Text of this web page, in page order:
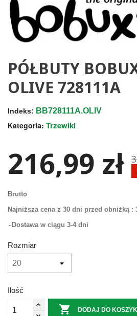
PÓŁBUTY
OLIVE 728111A
Indeks: BB728111A.OLIV
Kategoria: Trzewiki
216,99 zł
Brutto
Najniższa cena z 30 dni przed obniżką :
Dostawa w ciągu 3-4 dni
Rozmiar
Ilość
 DODAJ DO